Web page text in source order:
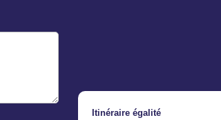
Itinéraire égalité